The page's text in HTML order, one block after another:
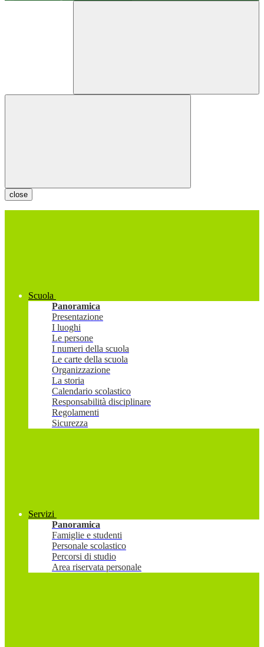
close
Scuola
Panoramica
Presentazione
I luoghi
Le persone
I numeri della scuola
Le carte della scuola
Organizzazione
La storia
Calendario scolastico
Responsabilità disciplinare
Regolamenti
Sicurezza
Servizi
Panoramica
Famiglie e studenti
Personale scolastico
Percorsi di studio
Area riservata personale